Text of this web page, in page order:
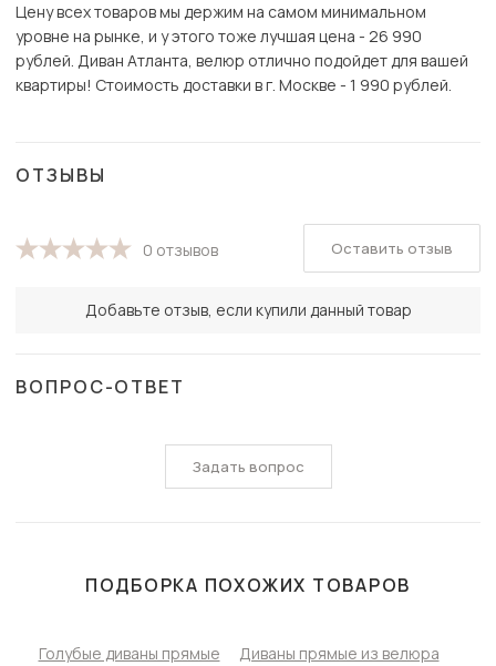
Цену всех товаров мы держим на самом минимальном
уровне на рынке, и у этого тоже лучшая цена - 26 990
рублей. Диван Атланта, велюр отлично подойдет для вашей
квартиры! Стоимость доставки в г. Москве - 1 990 рублей.
ОТЗЫВЫ
0 отзывов
Добавьте отзыв, если купили данный товар
Оставить отзыв
ВОПРОС-ОТВЕТ
Задать вопрос
ПОДБОРКА ПОХОЖИХ ТОВАРОВ
Голубые диваны прямые
Диваны прямые из велюра